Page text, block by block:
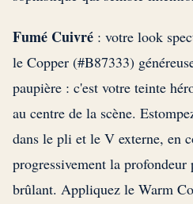
Fumé Cuivré : votre look
le Copper (#B87333)
paupière : c'est votre teinte
au centre de la scène.
dans le pli et le V externe, en
progressivement la
brûlant. Appliquez le Warm